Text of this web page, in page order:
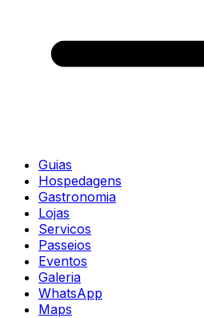
Guias
Hospedagens
Gastronomia
Lojas
Servicos
Passeios
Eventos
Galeria
WhatsApp
Maps